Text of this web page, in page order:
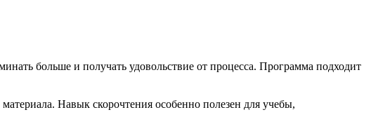
больше и получать удовольствие от процесса. Программа подходит
Навык скорочтения особенно полезен для учебы,